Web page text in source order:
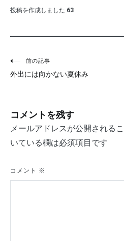
投稿を作成しました 63
投
稿
ビ
ゲ
シ
前の記事
外出には向かない夏休み
コメントを残す
メールアドレスが公開される
いている欄は必須項目です
コメント ※